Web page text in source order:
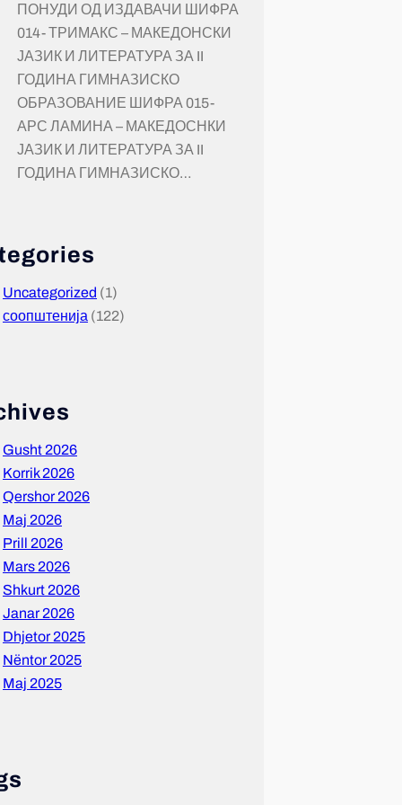
ПОНУДИ ОД ИЗДАВАЧИ ШИФРА
014- ТРИМАКС – МАКЕДОНСКИ
ЈАЗИК И ЛИТЕРАТУРА ЗА II
ГОДИНА ГИМНАЗИСКО
ОБРАЗОВАНИЕ ШИФРА 015-
АРС ЛАМИНА – МАКЕДОСНКИ
ЈАЗИК И ЛИТЕРАТУРА ЗА II
ГОДИНА ГИМНАЗИСКО…
Uncategorized (1)
соопштенија (122)
Gusht 2026
Korrik 2026
Qershor 2026
Maj 2026
Prill 2026
Mars 2026
Shkurt 2026
Janar 2026
Dhjetor 2025
Nëntor 2025
Maj 2025